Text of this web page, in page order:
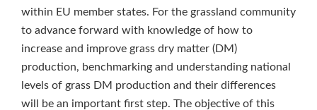
within EU member states. For the grassland community
to advance forward with knowledge of how to
increase and improve grass dry matter (DM)
production, benchmarking and understanding national
levels of grass DM production and their differences
will be an important first step. The objective of this